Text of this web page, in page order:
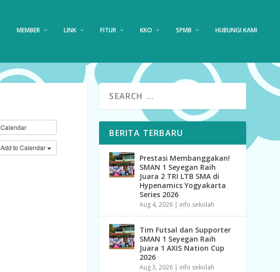
MEMBER LINK FITUR KKO SPMB HUBUNGI KAMI
Calendar
Add to Calendar
BERITA TERBARU
Prestasi Membanggakan!
SMAN 1 Seyegan Raih
Juara 2 TRI LTB SMA di
Hypenamics Yogyakarta
Series 2026
Aug 4, 2026 | info sekolah
Tim Futsal dan Supporter
SMAN 1 Seyegan Raih
Juara 1 AXIS Nation Cup
2026
Aug 3, 2026 | info sekolah